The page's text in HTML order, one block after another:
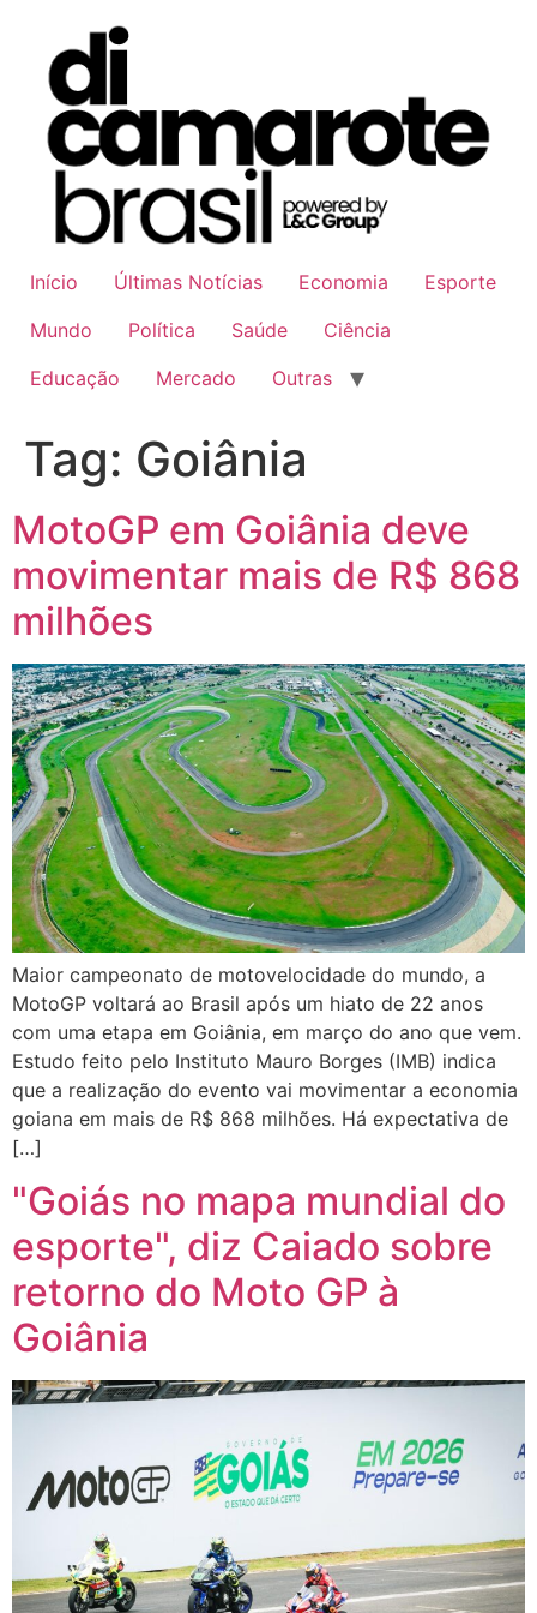
conteúdo
Início Últimas Notícias Economia
Esporte
Mundo
Política Saúde
Ciência
Educação
Mercado Outras
Tag: Goiânia
MotoGP em Goiânia deve
movimentar mais de R$ 868
milhões
Maior campeonato de motovelocidade do mundo, a
MotoGP voltará ao Brasil após um hiato de 22 anos
com uma etapa em Goiânia, em março do ano que vem.
Estudo feito pelo Instituto Mauro Borges (IMB) indica
que a realização do evento vai movimentar a economia
goiana em mais de R$ 868 milhões. Há expectativa de
[…]
"Goiás no mapa mundial do
esporte", diz Caiado sobre
retorno do Moto GP à
Goiânia